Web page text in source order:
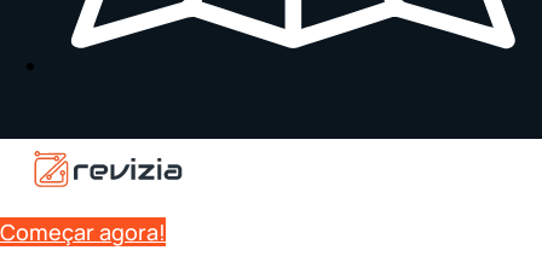
Começar agora!